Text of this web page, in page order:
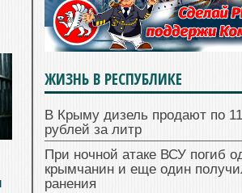
ЖИЗНЬ В РЕСПУБЛИКЕ
В Крыму дизель продают по
рублей за литр
При ночной атаке ВСУ погиб
крымчанин и еще один
ранения